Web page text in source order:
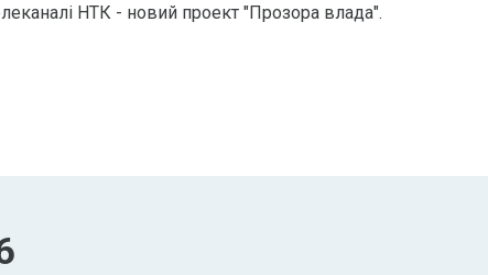
НТК - новий проект "Прозора влада".